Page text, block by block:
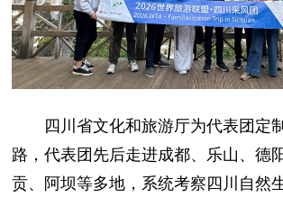
四川省文化和旅游厅为代表团定
路，代表团先后走进成都、乐山、德
贡、阿坝等多地，系统考察四川自然